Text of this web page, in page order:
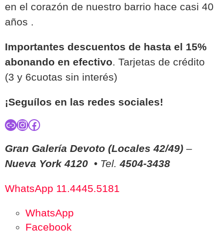
en el corazón de nuestro barrio hace casi 40
años .
Importantes descuentos de hasta el 15%
abonando en efectivo . Tarjetas de crédito
(3 y 6cuotas sin interés)
¡Seguílos en las redes sociales!
Enlace InstagramFacebook
Gran Galería Devoto (Locales 42/49) –
Nueva York 4120 • Tel.4504-3438
WhatsApp 11.4445.5181
WhatsApp
Facebook